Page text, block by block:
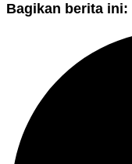
Bagikan berita ini: